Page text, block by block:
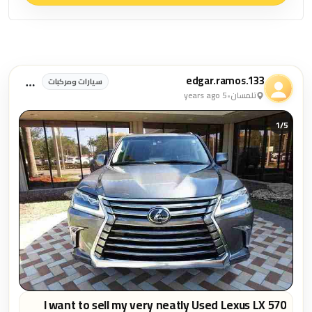
منشورات سيارات ومركبات
edgar.ramos.133
تلمسان•
5 years ago
سيارات ومركبات
1/5
I want to sell my very neatly Used Lexus LX 570